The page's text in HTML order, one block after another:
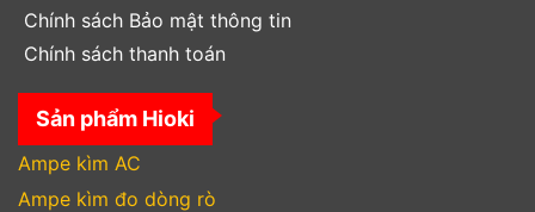
Chính sách Bảo mật thông tin
Chính sách thanh toán
Sản phẩm Hioki
Ampe kìm AC
Ampe kìm đo dòng rò